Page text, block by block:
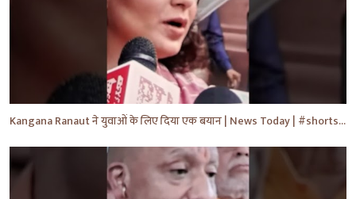
Kangana Ranaut ने युवाओं के लिए दिया एक बयान | News Today | #shorts #ytshorts #news #yt